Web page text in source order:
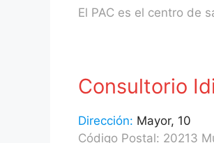
El PAC es el centro de
Consultorio
Dirección: Mayor, 10
Código Postal: 20213